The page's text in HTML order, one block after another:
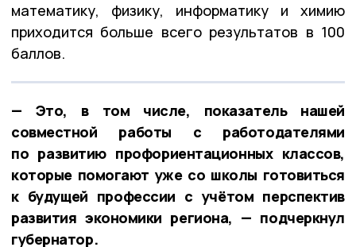
математику, физику, информатику и химию
приходится больше всего результатов в 100
баллов.
— Это, в том числе, показатель нашей
совместной работы с работодателями
по развитию профориентационных классов,
которые помогают уже со школы готовиться
к будущей профессии с учётом перспектив
развития экономики региона, — подчеркнул
губернатор.